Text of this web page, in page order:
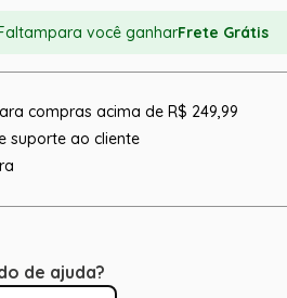
para você ganharFrete Grátis
compras acima de R$ 249,99
suporte ao cliente
de ajuda?